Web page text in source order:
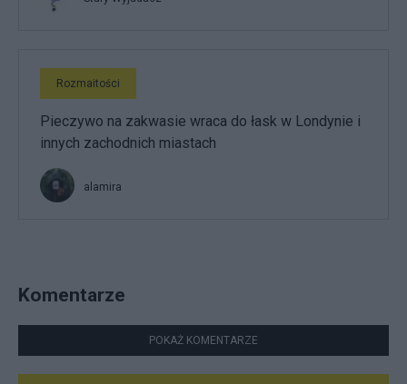
Rozmaitości
Pieczywo na zakwasie wraca do łask w Londynie i
innych zachodnich miastach
alamira
Komentarze
POKAŻ KOMENTARZE